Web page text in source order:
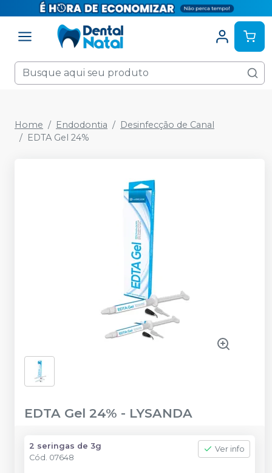
Home Endodontia
Desinfecção de Canal
EDTA Gel 24%
EDTA Gel 24% - LYSANDA
2 seringas de 3g
Cód. 07648
Ver info